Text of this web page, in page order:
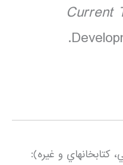
Current
كتابخانه­اي و غيره):